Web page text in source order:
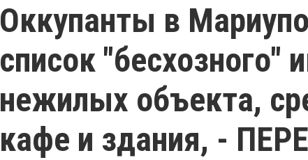
Оккупанты в
список "бесхозного"
нежилых объекта,
кафе и здания, -